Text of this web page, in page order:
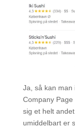
Ja, så kan man
Company
sig et helt
umiddelbart er